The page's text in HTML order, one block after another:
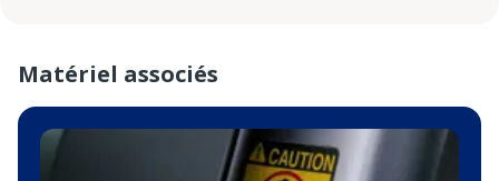
Matériel associés